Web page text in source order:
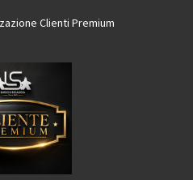
Clienti Premium